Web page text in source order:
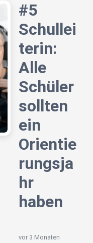
#5
Schullei
terin:
Alle
Schüler
sollten
ein
Orientie
rungsja
hr
haben
vor 3 Monaten